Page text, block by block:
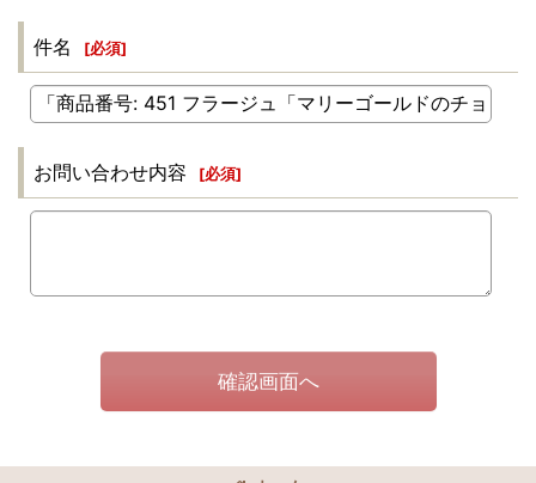
件名 [必須]
お問い合わせ内容 [必須]
確認画面へ